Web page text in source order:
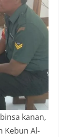
kanan,
Kebun Al-